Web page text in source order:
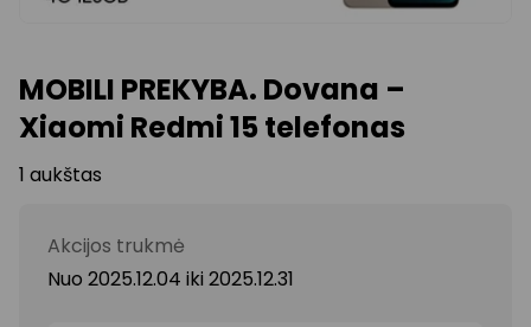
MOBILI PREKYBA. Dovana –
Xiaomi Redmi 15 telefonas
1 aukštas
Akcijos trukmė
Nuo 2025.12.04 iki 2025.12.31